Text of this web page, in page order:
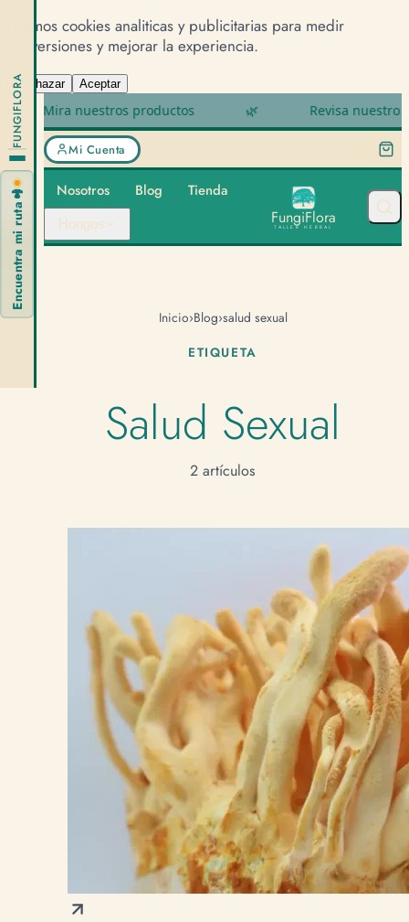
Usamos cookies analiticas y publicitarias para medir
conversiones y mejorar la experiencia.
Rechazar Aceptar
FUNGIFLORA
🍄
Encuentra mi ruta
Mira nuestros productos Revisa nuestro
Mi Cuenta
Nosotros Blog Tienda
Hongos FungiFlora
TALLER HERBAL
Inicio›Blog›salud sexual
ETIQUETA
Salud Sexual
2 artículos